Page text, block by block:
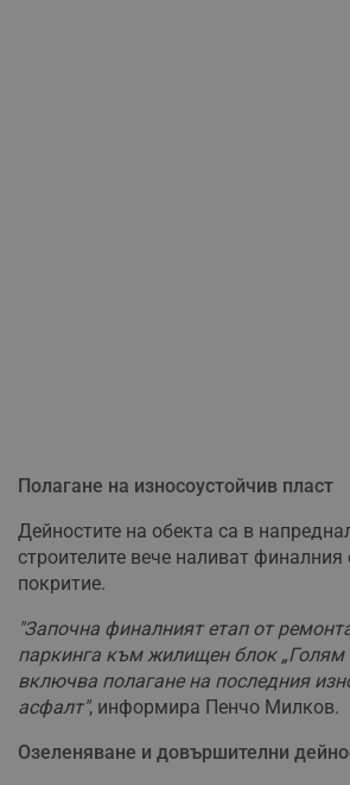
Полагане на износоустойчив пласт
Дейностите на обекта са в
строителите вече наливат финалния
покритие.
"Започна финалният етап от
паркинга към жилищен блок „Голям
включва полагане на последния
асфалт", информира Пенчо Милков.
Озеленяване и довършителни